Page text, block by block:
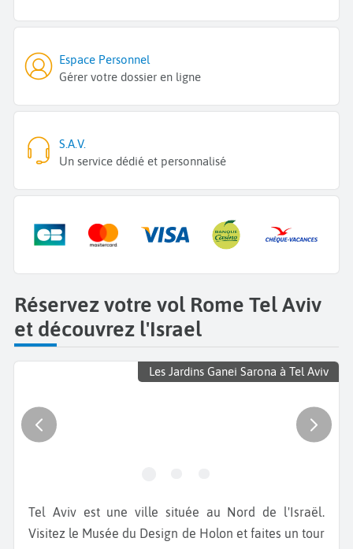
Espace Personnel
Gérer votre dossier en ligne
S.A.V.
Un service dédié et personnalisé
Réservez votre vol Rome Tel Aviv
et découvrez l'Israel
Les Jardins Ganei Sarona à Tel Aviv
Tel Aviv est une ville située au Nord de l'Israël.
Visitez le Musée du Design de Holon et faites un tour